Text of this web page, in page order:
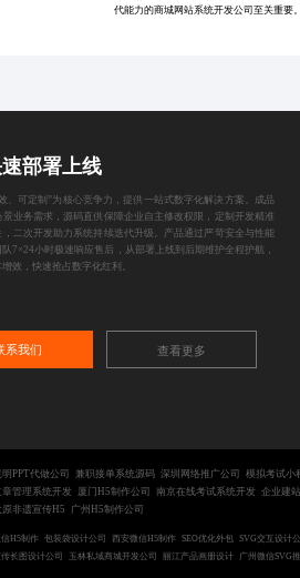
代能力的商城网站系统开发公司至关重要
部署上线
、可定制”为核心竞争力，提供一站式数字化解决方案。成品
景业务需求，源码直供保障企业自主修改权限，定制开发精准
，二次开发助力系统持续迭代升级。产品通过严苛安全与性能
7×24小时极速响应售后，从部署上线到后期维护全程护航，
效，快速抢占数字化红利。
系我们 查看更多
明PPT代做公司 兼职接单系统源码 深圳网络推广公司
模拟考试小
章管理系统开发
厦门H5制作公司 南京在线考试系统开发 企业建
原非遗宣传H5
广州H5制作公司
H5制作 包装袋设计公司 西安微信H5制作 SEO优化外包 SVG交互设计
长图设计公司
玉林私域商城开发公司 丽江产品画册设计 广州微信SVG